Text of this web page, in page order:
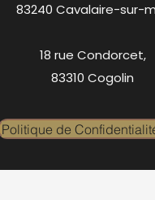
83240 Cavalaire-sur-
18 rue Condorcet,
83310 Cogolin
Politique de